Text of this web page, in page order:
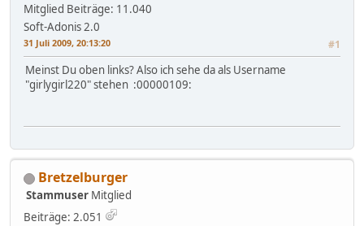
Mitglied Beiträge: 11.040
Soft-Adonis 2.0
31 Juli 2009, 20:13:20 #1
Meinst Du oben links? Also ich sehe da als Username
"girlygirl220" stehen :00000109:
Bretzelburger
Stammuser Mitglied
Beiträge: 2.051